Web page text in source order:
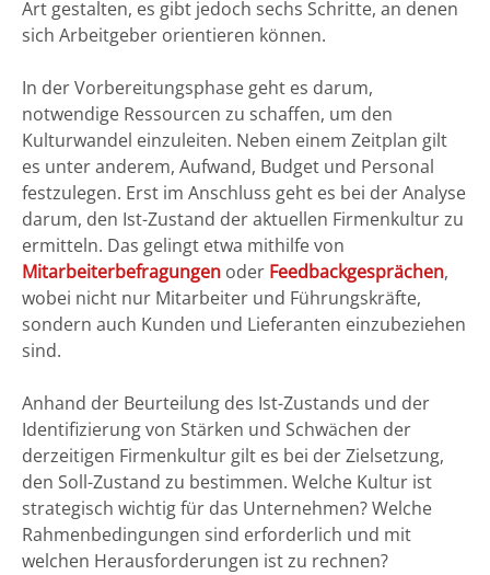
Art gestalten, es gibt jedoch sechs Schritte, an denen
sich Arbeitgeber orientieren können.
In der Vorbereitungsphase geht es darum,
notwendige Ressourcen zu schaffen, um den
Kulturwandel einzuleiten. Neben einem Zeitplan gilt
es unter anderem, Aufwand, Budget und Personal
festzulegen. Erst im Anschluss geht es bei der Analyse
darum, den Ist-Zustand der aktuellen Firmenkultur zu
ermitteln. Das gelingt etwa mithilfe von
Mitarbeiterbefragungen oder Feedbackgesprächen,
wobei nicht nur Mitarbeiter und Führungskräfte,
sondern auch Kunden und Lieferanten einzubeziehen
sind.
Anhand der Beurteilung des Ist-Zustands und der
Identifizierung von Stärken und Schwächen der
derzeitigen Firmenkultur gilt es bei der Zielsetzung,
den Soll-Zustand zu bestimmen. Welche Kultur ist
strategisch wichtig für das Unternehmen? Welche
Rahmenbedingungen sind erforderlich und mit
welchen Herausforderungen ist zu rechnen?